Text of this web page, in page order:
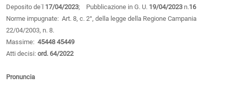
Deposito de˙l 17/04/2023; Pubblicazione in G. U. 19/04/2023 n.16
Norme impugnate: Art. 8, c. 2°, della legge della Regione Campania
22/04/2003, n. 8.
Massime: 45448 45449
Atti decisi: ord. 64/2022
Pronuncia